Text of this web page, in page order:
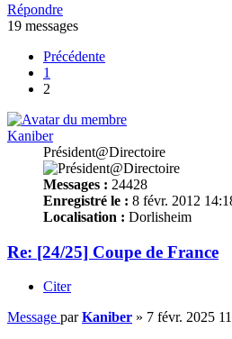
Répondre
19 messages
Précédente
1
2
Kaniber
Président@Directoire
Messages : 24428
Enregistré le : 8 févr. 2012
Localisation : Dorlisheim
Re: [24/25] Coupe de France
Citer
Message parKaniber » 7 févr. 2025